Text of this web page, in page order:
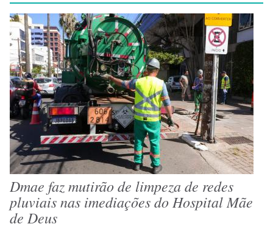
Dmae faz mutirão de limpeza de redes
pluviais nas imediações do Hospital Mãe
de Deus